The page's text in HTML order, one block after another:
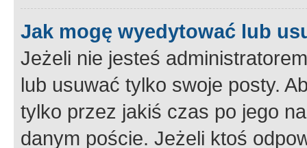
Jak mogę wyedytować lub
Jeżeli nie jesteś
lub usuwać tylko swoje posty.
tylko przez jakiś czas po jego
danym poście. Jeżeli ktoś